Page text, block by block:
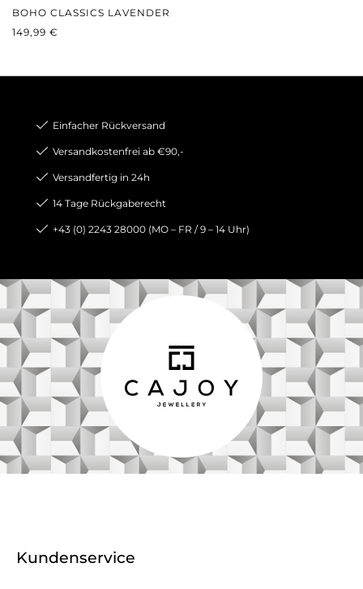
BOHO CLASSICS LAVENDER
REGULÄRER PREIS:
149,99 €
Einfacher Rückversand
Versandkostenfrei ab €90,-
Versandfertig in 24h
14 Tage Rückgaberecht
+43 (0) 2243 28000 (MO – FR / 9 – 14 Uhr)
Kundenservice